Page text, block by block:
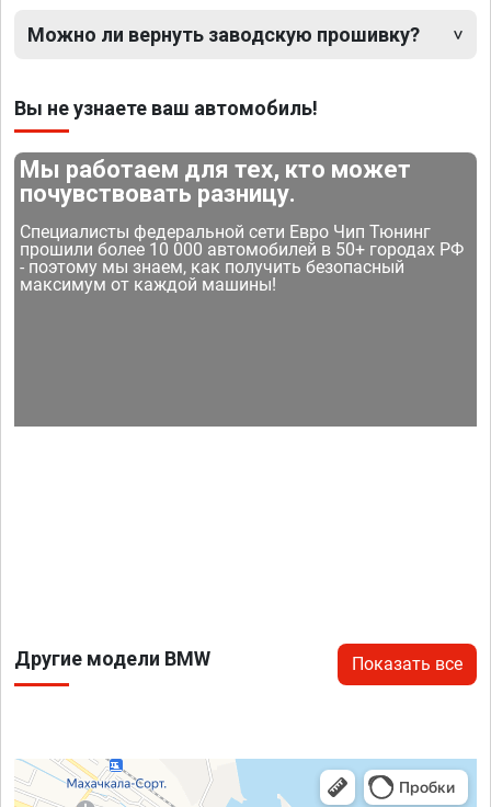
Можно ли вернуть заводскую прошивку?
Вы не узнаете ваш автомобиль!
Мы работаем для тех, кто может
почувствовать разницу.
Специалисты федеральной сети Евро Чип Тюнинг
прошили более 10 000 автомобилей в 50+ городах РФ
- поэтому мы знаем, как получить безопасный
максимум от каждой машины!
Другие модели BMW Показать все